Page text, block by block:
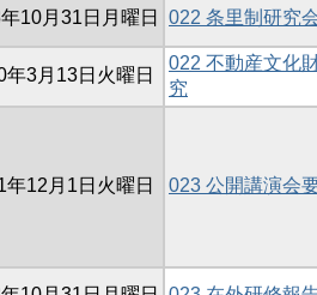
10月31日月曜日 022 条里制研究
年3月13日火曜日
022 不動産文化
究
年12月1日火曜日 023 公開講演会